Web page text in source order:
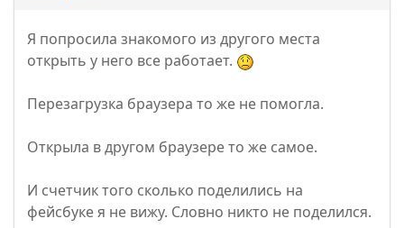
Я попросила знакомого из другого места
открыть у него все работает.
Перезагрузка браузера то же не помогла.
Открыла в другом браузере то же самое.
И счетчик того сколько поделились на
фейсбуке я не вижу. Словно никто не поделился.